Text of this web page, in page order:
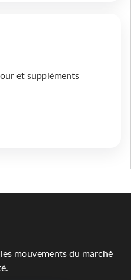
et suppléments
mouvements du marché